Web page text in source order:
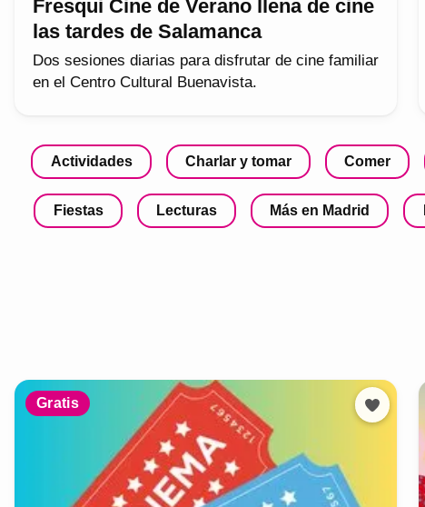
Fresqui Cine de Verano llena de cine
las tardes de Salamanca
Dos sesiones diarias para disfrutar de cine familiar
en el Centro Cultural Buenavista.
Actividades Charlar y tomar Comer
Fiestas Lecturas Más en Madrid
Gratis